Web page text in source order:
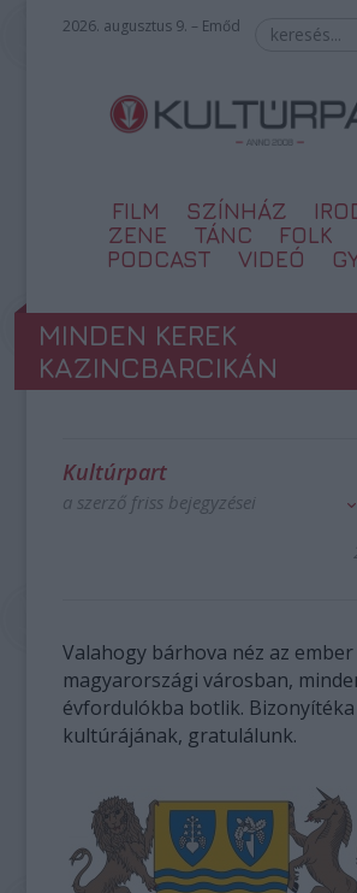
2026. augusztus 9. – Emőd
FILM SZÍNHÁZ
ZENE
TÁNC FOLK
PODCAST
VIDEÓ
MINDEN KEREK
KAZINCBARCIKÁN
Kultúrpart
a szerző friss bejegyzései
Valahogy bárhova néz az ember
magyarországi városban,
évfordulókba botlik. Bizonyítéka
kultúrájának, gratulálunk.